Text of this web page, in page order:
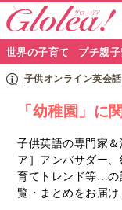
グ
ロ
リ
ア
ナ
世界の子育て プチ親
子供オンライン英会
「幼稚園」に
子供英語の専門家
ア］アンバサダー
育てトレンド等…の
覧・まとめをお届け